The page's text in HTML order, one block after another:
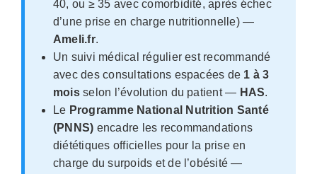
40, ou ≥ 35 avec comorbidité, après échec
d’une prise en charge nutritionnelle) —
Ameli.fr.
Un suivi médical régulier est recommandé
avec des consultations espacées de 1 à 3
moisselon l’évolution du patient — HAS.
Le Programme National Nutrition Santé
(PNNS) encadre les recommandations
diététiques officielles pour la prise en
charge du surpoids et de l’obésité —